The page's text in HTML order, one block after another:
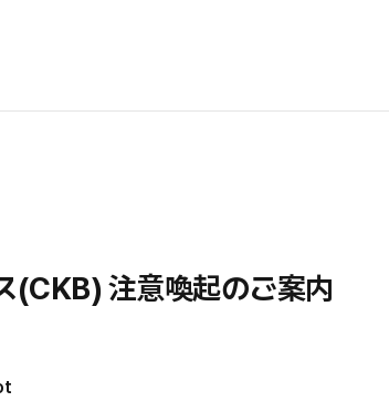
(CKB) 注意喚起のご案内